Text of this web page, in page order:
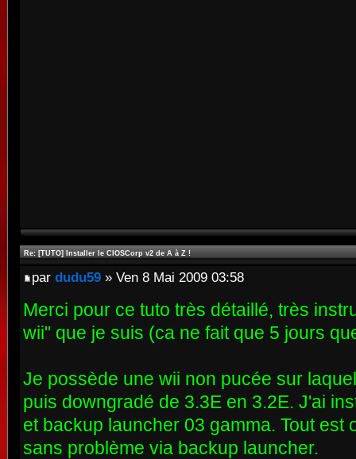
Re: [TUTO] Installer le CIOSCorp v2 de A à Z !
par dudu59 » Ven 8 Mai 2009 03:58
Merci pour ce tuto très détaillé, très
wii" que je suis (ca ne fait que 5 jours
Je possède une wii non pucée sur
puis downgradé de 3.3E en 3.2E. J'ai
et backup launcher 03 gamma. Tout est
sans problème via backup launcher.